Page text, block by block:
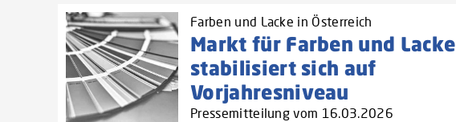
Farben und Lacke in Österreich
Markt für Farben und Lacke
stabilisiert sich auf
Vorjahresniveau
Pressemitteilung vom 16.03.2026